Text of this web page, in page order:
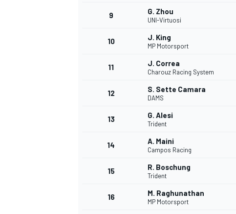
MONOPOSTO
9 G. Zhou
UNI-Virtuosi
10 J. King
MP Motorsport
11 J. Correa
Charouz Racing System
12 S. Sette Camara
DAMS
13 G. Alesi
Trident
14 A. Maini
Campos Racing
15 R. Boschung
Trident
16 M. Raghunathan
MP Motorsport